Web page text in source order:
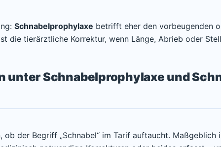
Schnabelprophylaxe betrifft eher den vorbeugenden
die tierärztliche Korrektur, wenn Länge, Abrieb oder
unter Schnabelprophylaxe und
ob der Begriff „Schnabel“ im Tarif auftaucht. Maßgeblich